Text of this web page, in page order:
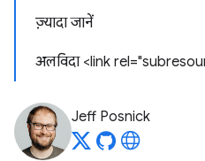
ज़्यादा जानें
अलविदा <link
Jeff Posnick